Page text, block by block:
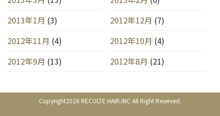
2013年1月 (3) 2012年12月 (7)
2012年11月 (4) 2012年10月 (4)
2012年9月 (13) 2012年8月 (21)
Copyright2026 RECOLTE HAIR.INC All Right Reserved.